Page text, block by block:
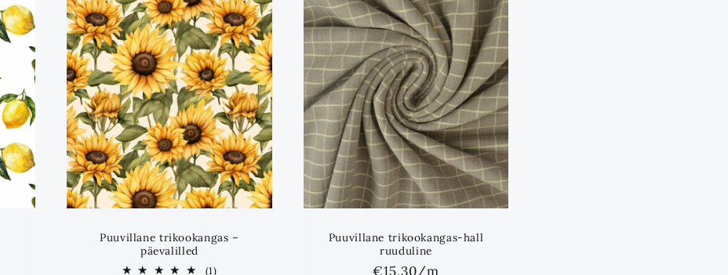
Puuvillane trikookangas –
päevalilled
(1)1
Puuvillane trikookangas-hall
ruuduline
Standards
€15,30/m